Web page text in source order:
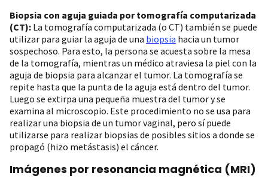
Biopsia con aguja guiada por tomografía computarizada
(CT): La tomografía computarizada (o CT) también se puede
utilizar para guiar la aguja de una biopsia hacia un tumor
sospechoso. Para esto, la persona se acuesta sobre la mesa
de la tomografía, mientras un médico atraviesa la piel con la
aguja de biopsia para alcanzar el tumor. La tomografía se
repite hasta que la punta de la aguja está dentro del tumor.
Luego se extirpa una pequeña muestra del tumor y se
examina al microscopio. Este procedimiento no se usa para
realizar una biopsia de un tumor vaginal, pero sí puede
utilizarse para realizar biopsias de posibles sitios a donde se
propagó (hizo metástasis) el cáncer.
Imágenes por resonancia magnética (MRI)